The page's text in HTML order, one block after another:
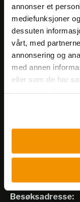
annonser et
mediefunksjoner
dessuten
vårt, med
annonsering og
med annen
eller som de har
Meld deg
Få
Nerliens
Besøksadresse: